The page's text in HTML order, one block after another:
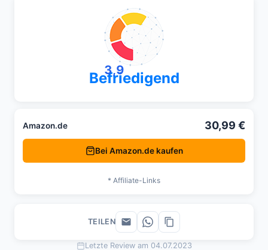
Letzte Review am 04.07.2023
3,9
Befriedigend
Amazon.de 30,99 €
Bei Amazon.de kaufen
* Affiliate-Links
TEILEN